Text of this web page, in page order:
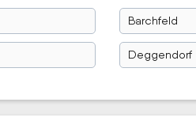
Barchfeld
Deggendorf